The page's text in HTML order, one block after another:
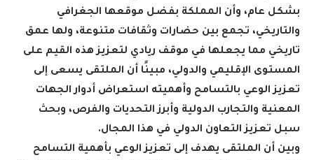
بشكل عام، وأن المملكة بفضل موقعها الجغرافي
والتاريخي، تجمع بين حضارات وثقافات متنوعة، ولها عمق
تاريخي مما يجعلها في موقف ريادي لتعزيز هذه القيم على
المستوى الإقليمي والدولي، مبينًا أن الملتقى يسعى إلى
تعزيز الوعي بالتسامح وأهميته استعراض أدوار الجهات
المعنية والتجارب الدولية وأبرز التحديات والفرص، وبحث
سبل تعزيز التعاون الدولي في هذا المجال.
وبين أن الملتقى يهدف إلى تعزيز الوعي بأهمية التسامح